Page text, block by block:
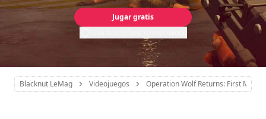
Jugar gratis
Blacknut LeMag Videojuegos Operation Wolf Returns: First